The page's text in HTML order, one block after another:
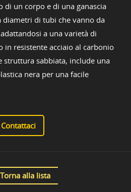
di un corpo e di una ganascia
diametri di tubi che vanno da
a una varietà di
in resistente acciaio al carbonio
struttura sabbiata, include una
nera per una facile
Contattaci
Torna alla lista